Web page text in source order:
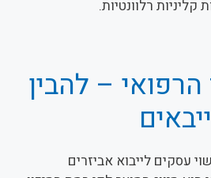
קליניות רלוונטיות.
הרפואי – להבין
עסקים לייבוא אביזרים